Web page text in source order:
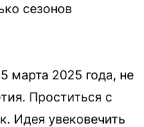
сезонов
марта 2025 года, не
Проститься с
Идея увековечить